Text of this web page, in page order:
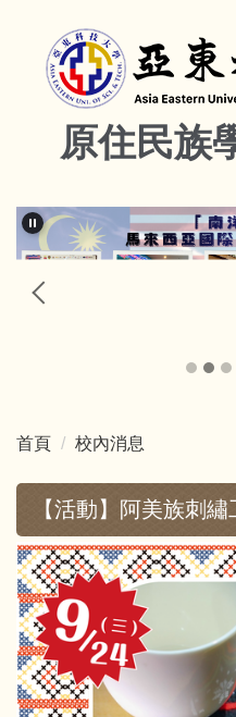
原住民族
首頁 校內消息
【活動】阿美族刺